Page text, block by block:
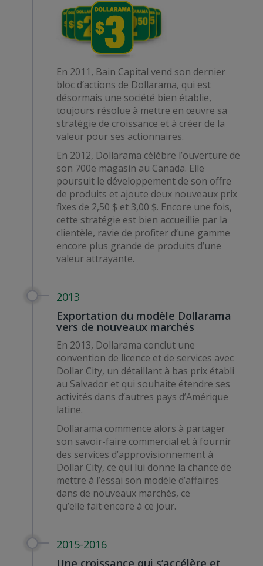
En 2011, Bain Capital vend son dernier
bloc d’actions de Dollarama, qui est
désormais une société bien établie,
toujours résolue à mettre en œuvre sa
stratégie de croissance et à créer de la
valeur pour ses actionnaires.
En 2012, Dollarama célèbre l’ouverture de
son 700e magasin au Canada. Elle
poursuit le développement de son offre
de produits et ajoute deux nouveaux prix
fixes de 2,50 $ et 3,00 $. Encore une fois,
cette stratégie est bien accueillie par la
clientèle, ravie de profiter d’une gamme
encore plus grande de produits d’une
valeur attrayante.
2013
Exportation du modèle Dollarama
vers de nouveaux marchés
En 2013, Dollarama conclut une
convention de licence et de services avec
Dollar City, un détaillant à bas prix établi
au Salvador et qui souhaite étendre ses
activités dans d’autres pays d’Amérique
latine.
Dollarama commence alors à partager
son savoir-faire commercial et à fournir
des services d’approvisionnement à
Dollar City, ce qui lui donne la chance de
mettre à l’essai son modèle d’affaires
dans de nouveaux marchés, ce
qu’elle fait encore à ce jour.
2015-2016